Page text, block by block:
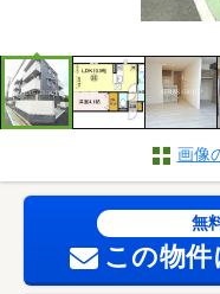
画像
無
この物